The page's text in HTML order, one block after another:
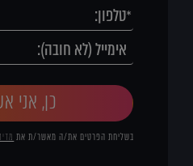
כן, אני
בשליחת הפרטים את/ה מאשר/ת את